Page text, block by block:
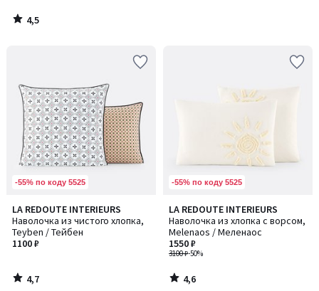
4,5
/
-55% по коду 5525
LA REDOUTE INTERIEURS
Наволочка из чистого хлопка,
Teyben / Тейбен
1100 ₽
4,7
/ 5
4,7
/
-55% по коду 5525
LA REDOUTE INTERIEURS
Наволочка из хлопка с ворсом,
Melenaos / Меленаос
3100 ₽-50%
1550 ₽
4,6
/ 5
4,6
/